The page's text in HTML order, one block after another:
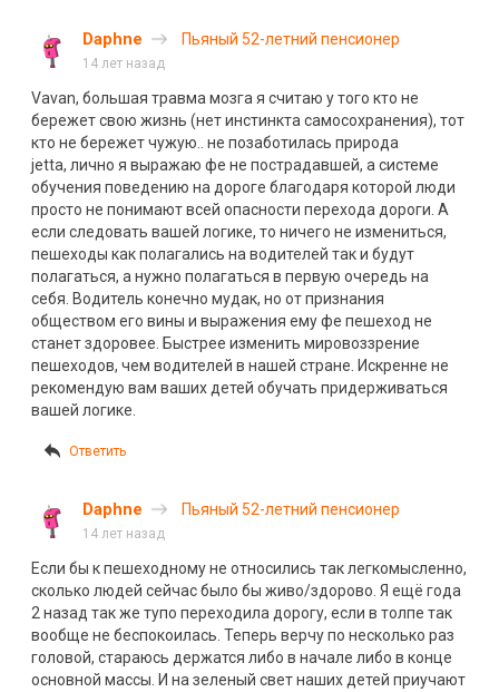
Daphne Пьяный 52-летний пенсионер
14 лет назад
Vavan, большая травма мозга я считаю у того кто не
бережет свою жизнь (нет инстинкта самосохранения), тот
кто не бережет чужую.. не позаботилась природа
jetta, лично я выражаю фе не пострадавшей, а системе
обучения поведению на дороге благодаря которой люди
просто не понимают всей опасности перехода дороги. А
если следовать вашей логике, то ничего не измениться,
пешеходы как полагались на водителей так и будут
полагаться, а нужно полагаться в первую очередь на
себя. Водитель конечно мудак, но от признания
обществом его вины и выражения ему фе пешеход не
станет здоровее. Быстрее изменить мировоззрение
пешеходов, чем водителей в нашей стране. Искренне не
рекомендую вам ваших детей обучать придерживаться
вашей логике.
Ответить
Daphne Пьяный 52-летний пенсионер
14 лет назад
Если бы к пешеходному не относились так легкомысленно,
сколько людей сейчас было бы живо/здорово. Я ещё года
2 назад так же тупо переходила дорогу, если в толпе так
вообще не беспокоилась. Теперь верчу по несколько раз
головой, стараюсь держатся либо в начале либо в конце
основной массы. И на зеленый свет наших детей приучают